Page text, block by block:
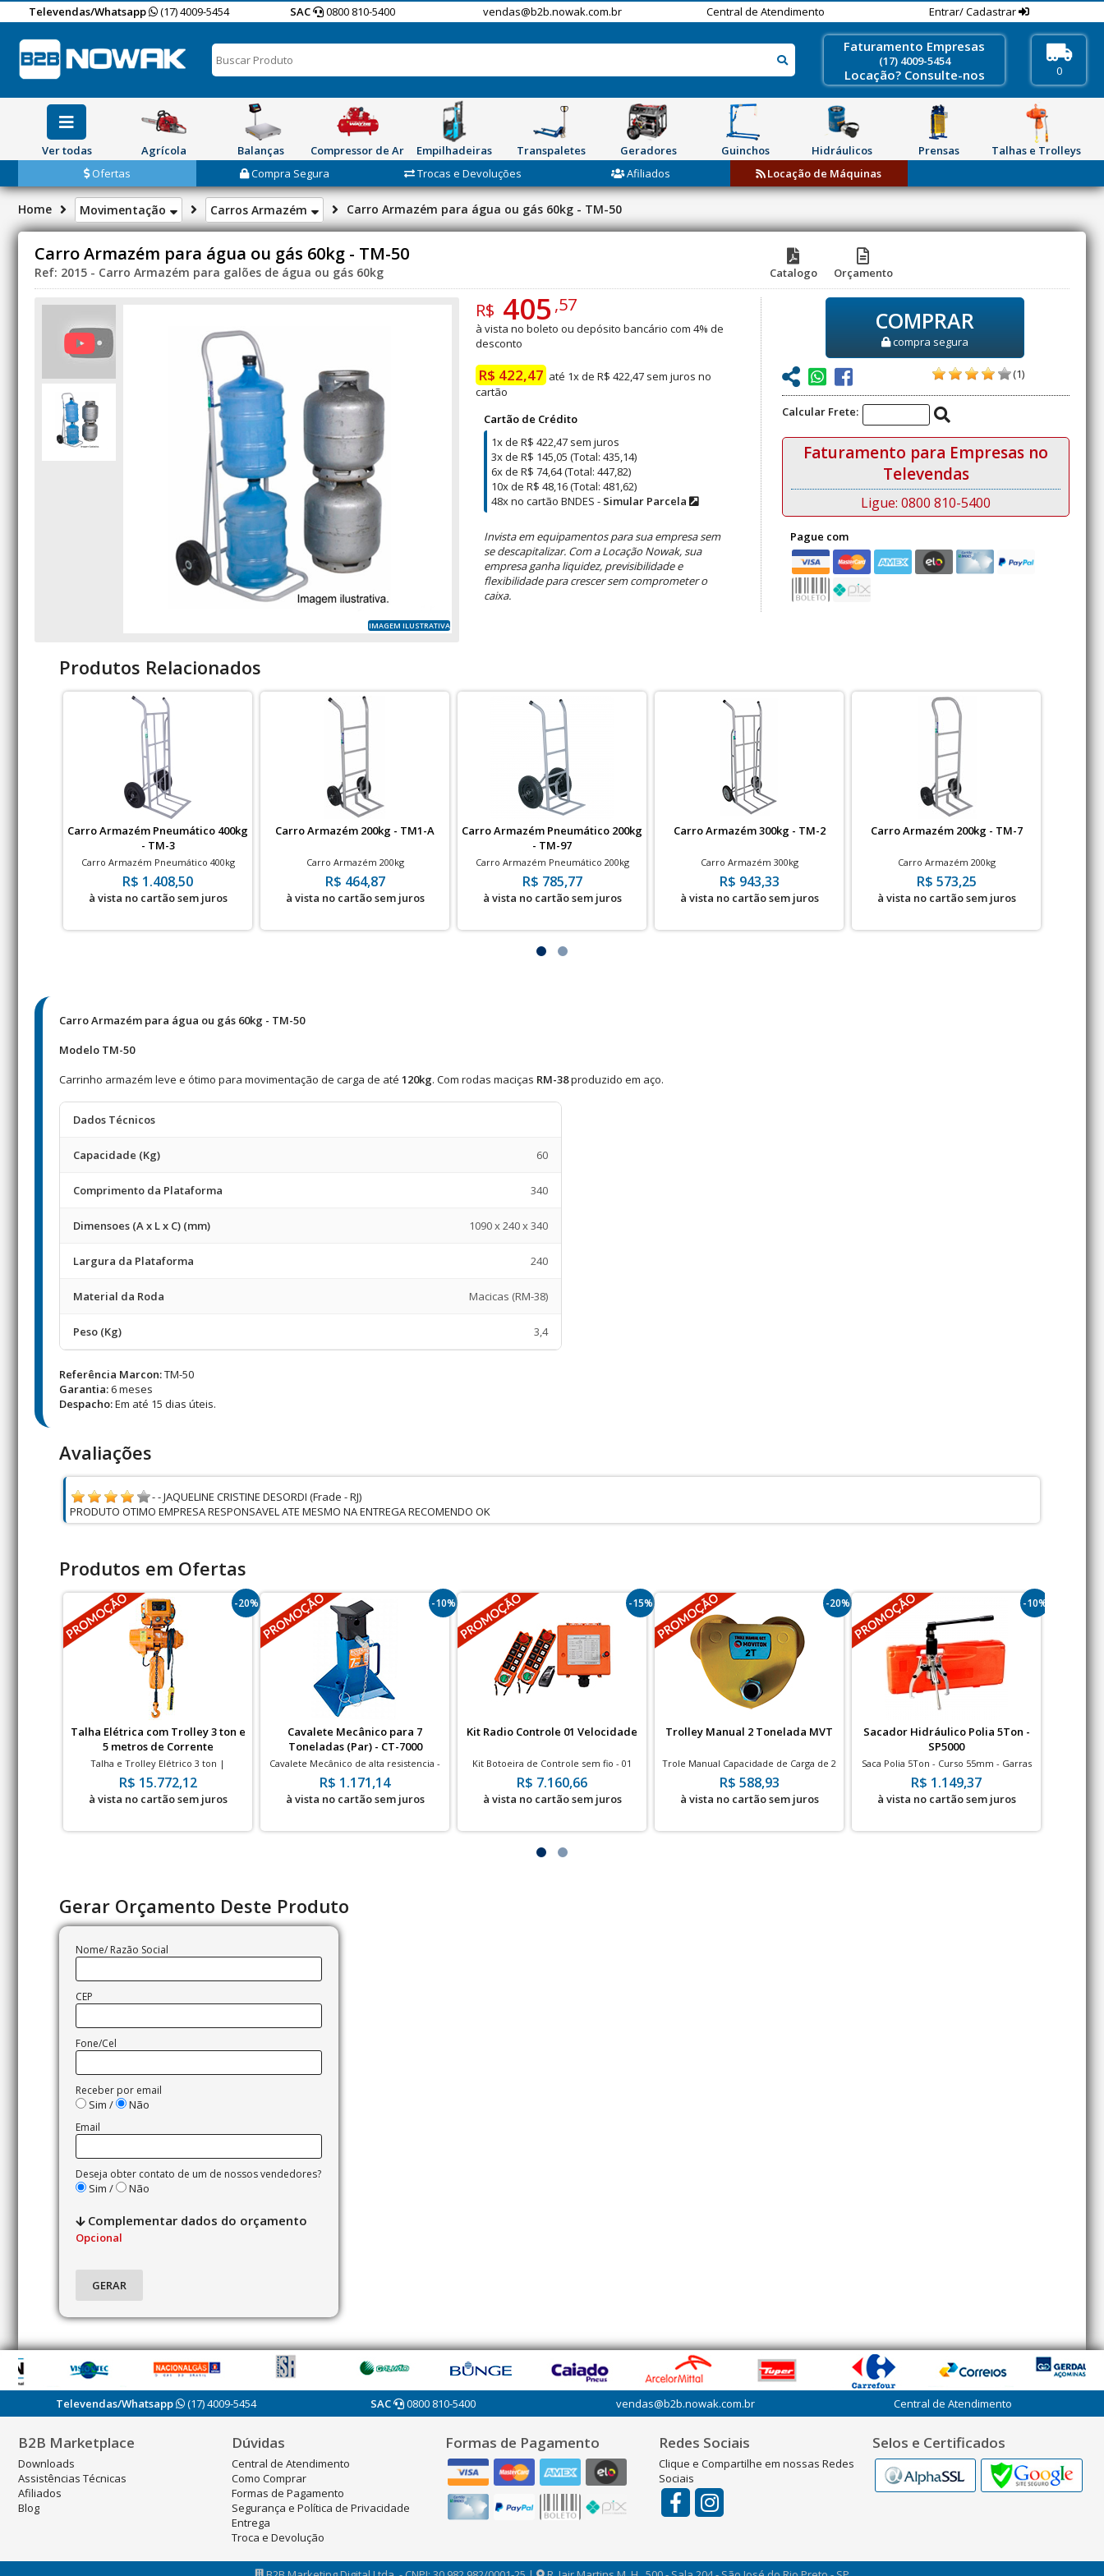
Televendas/Whatsapp (17) 4009-5454 SAC 0800 810-5400 vendas@b2b.nowak.com.br Central de Atendimento Entrar/ Cadastrar
Faturamento Empresas
(17) 4009-5454
Locação? Consulte-nos 0
Ver todas Agrícola Balanças Compressor de Ar Empilhadeiras Transpaletes Geradores Guinchos Hidráulicos Prensas
Talhas e Trolleys
Ofertas
Compra Segura Trocas e Devoluções Afiliados Locação de Máquinas
Home Movimentação Carros Armazém Carro Armazém para água ou gás 60kg - TM-50
Carro Armazém para água ou gás 60kg - TM-50
Ref: 2015 - Carro Armazém para galões de água ou gás 60kg Catalogo Orçamento
IMAGEM ILUSTRATIVA
R$ 405,57
à vista no boleto ou depósito bancário com 4% de
desconto
R$ 422,47 até 1x de R$ 422,47 sem juros no
cartão
Cartão de Crédito
1x de R$ 422,47 sem juros
3x de R$ 145,05 (Total: 435,14)
6x de R$ 74,64 (Total: 447,82)
10x de R$ 48,16 (Total: 481,62)
48x no cartão BNDES - Simular Parcela
Invista em equipamentos para sua empresa sem
se descapitalizar. Com a Locação Nowak, sua
empresa ganha liquidez, previsibilidade e
flexibilidade para crescer sem comprometer o
caixa.
COMPRAR
compra segura
(1)
Calcular Frete:
Faturamento para Empresas no
Televendas
Ligue: 0800 810-5400
Pague com
Produtos Relacionados
Carro Armazém Pneumático 400kg
- TM-3
Carro Armazém Pneumático 400kg
R$ 1.408,50
à vista no cartão sem juros
Carro Armazém 200kg - TM1-A
Carro Armazém 200kg
R$ 464,87
à vista no cartão sem juros
Carro Armazém Pneumático 200kg
- TM-97
Carro Armazém Pneumático 200kg
R$ 785,77
à vista no cartão sem juros
Carro Armazém 300kg - TM-2
Carro Armazém 300kg
R$ 943,33
à vista no cartão sem juros
Carro Armazém 200kg - TM-7
Carro Armazém 200kg
R$ 573,25
à vista no cartão sem juros
Carro Armazém para água ou gás 60kg - TM-50
Modelo TM-50
Carrinho armazém leve e ótimo para movimentação de carga de até 120kg. Com rodas maciças RM-38produzido em aço.
Dados Técnicos
Capacidade (Kg) 60
Comprimento da Plataforma 340
Dimensoes (A x L x C) (mm) 1090 x 240 x 340
Largura da Plataforma 240
Material da Roda Macicas (RM-38)
Peso (Kg) 3,4
Referência Marcon:TM-50
Garantia: 6 meses
Despacho:Em até 15 dias úteis.
Avaliações
- - JAQUELINE CRISTINE DESORDI (Frade - RJ)
PRODUTO OTIMO EMPRESA RESPONSAVEL ATE MESMO NA ENTREGA RECOMENDO OK
Produtos em Ofertas
-20%
Talha Elétrica com Trolley 3 ton e
5 metros de Corrente
Talha e Trolley Elétrico 3 ton |
Deslocamento: 21m/min
R$ 15.772,12
à vista no cartão sem juros
-10%
Cavalete Mecânico para 7
Toneladas (Par) - CT-7000
Cavalete Mecânico de alta resistencia -
Alt. mínima 250mm - Par
R$ 1.171,14
à vista no cartão sem juros
-15%
Kit Radio Controle 01 Velocidade
Kit Botoeira de Controle sem fio - 01
Velocidade
R$ 7.160,66
à vista no cartão sem juros
-20%
Trolley Manual 2 Tonelada MVT
Trole Manual Capacidade de Carga de 2
toneladas
R$ 588,93
à vista no cartão sem juros
-10%
Sacador Hidráulico Polia 5Ton -
SP5000
Saca Polia 5Ton - Curso 55mm - Garras
abertas Ø: 180m
R$ 1.149,37
à vista no cartão sem juros
Gerar Orçamento Deste Produto
Nome/ Razão Social
CEP
Fone/Cel
Receber por email
Sim / Não
Email
Deseja obter contato de um de nossos vendedores?
Sim / Não
Complementar dados do orçamento
Opcional
Televendas/Whatsapp (17) 4009-5454 SAC 0800 810-5400 vendas@b2b.nowak.com.br Central de Atendimento
B2B Marketplace
Downloads
Assistências Técnicas
Afiliados
Blog
Dúvidas
Central de Atendimento
Como Comprar
Formas de Pagamento
Segurança e Política de Privacidade
Entrega
Troca e Devolução
Formas de Pagamento Redes Sociais
Clique e Compartilhe em nossas Redes
Sociais
Selos e Certificados